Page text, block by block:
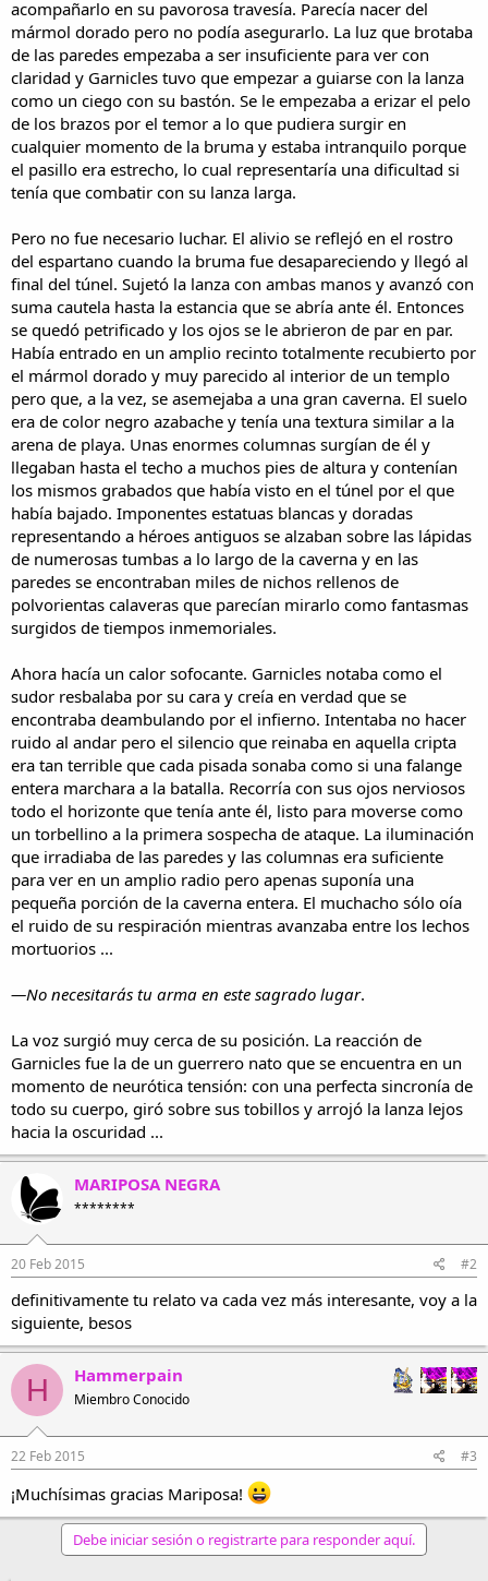
acompañarlo en su pavorosa travesía. Parecía nacer del
mármol dorado pero no podía asegurarlo. La luz que brotaba
de las paredes empezaba a ser insuficiente para ver con
claridad y Garnicles tuvo que empezar a guiarse con la lanza
como un ciego con su bastón. Se le empezaba a erizar el pelo
de los brazos por el temor a lo que pudiera surgir en
cualquier momento de la bruma y estaba intranquilo porque
el pasillo era estrecho, lo cual representaría una dificultad si
tenía que combatir con su lanza larga.
Pero no fue necesario luchar. El alivio se reflejó en el rostro
del espartano cuando la bruma fue desapareciendo y llegó al
final del túnel. Sujetó la lanza con ambas manos y avanzó con
suma cautela hasta la estancia que se abría ante él. Entonces
se quedó petrificado y los ojos se le abrieron de par en par.
Había entrado en un amplio recinto totalmente recubierto por
el mármol dorado y muy parecido al interior de un templo
pero que, a la vez, se asemejaba a una gran caverna. El suelo
era de color negro azabache y tenía una textura similar a la
arena de playa. Unas enormes columnas surgían de él y
llegaban hasta el techo a muchos pies de altura y contenían
los mismos grabados que había visto en el túnel por el que
había bajado. Imponentes estatuas blancas y doradas
representando a héroes antiguos se alzaban sobre las lápidas
de numerosas tumbas a lo largo de la caverna y en las
paredes se encontraban miles de nichos rellenos de
polvorientas calaveras que parecían mirarlo como fantasmas
surgidos de tiempos inmemoriales.
Ahora hacía un calor sofocante. Garnicles notaba como el
sudor resbalaba por su cara y creía en verdad que se
encontraba deambulando por el infierno. Intentaba no hacer
ruido al andar pero el silencio que reinaba en aquella cripta
era tan terrible que cada pisada sonaba como si una falange
entera marchara a la batalla. Recorría con sus ojos nerviosos
todo el horizonte que tenía ante él, listo para moverse como
un torbellino a la primera sospecha de ataque. La iluminación
que irradiaba de las paredes y las columnas era suficiente
para ver en un amplio radio pero apenas suponía una
pequeña porción de la caverna entera. El muchacho sólo oía
el ruido de su respiración mientras avanzaba entre los lechos
mortuorios ...
—No necesitarás tu arma en este sagrado lugar.
La voz surgió muy cerca de su posición. La reacción de
Garnicles fue la de un guerrero nato que se encuentra en un
momento de neurótica tensión: con una perfecta sincronía de
todo su cuerpo, giró sobre sus tobillos y arrojó la lanza lejos
hacia la oscuridad ...
MARIPOSA NEGRA
********
20 Feb 2015 #2
definitivamente tu relato va cada vez más interesante, voy a la
siguiente, besos
H Hammerpain
Miembro Conocido
22 Feb 2015 #3
¡Muchísimas gracias Mariposa!
Debe iniciar sesión o registrarte para responder aquí.